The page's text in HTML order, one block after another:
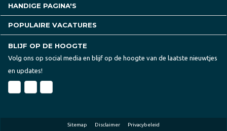
HANDIGE PAGINA'S
POPULAIRE VACATURES
BLIJF OP DE HOOGTE
Volg ons op social media en blijf op de hoogte van de laatste nieuwtjes
en updates!
Sitemap Disclaimer Privacybeleid